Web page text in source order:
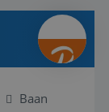
Baan